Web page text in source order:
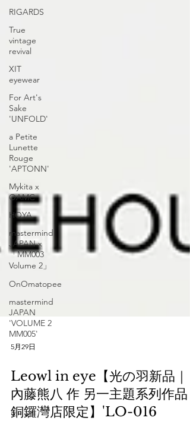
RIGARDS
True
vintage
revival
XIT
eyewear
For Art's
Sake
'UNFOLD'
a Petite
Lunette
Rouge
'APTONN'
Mykita x
OAMC
HOYA
mastermind
JAPAN x
「MM003
Volume 2」
OnOmatopee
mastermind
JAPAN
'VOLUME 2
MM005'
Leowl in eye【光の羽新品｜
內藤熊八 作 另一主題系列作品